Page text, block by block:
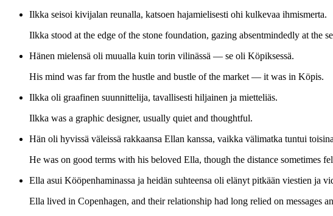
Ilkka seisoi kivijalan reunalla, katsoen hajamielisesti ohi kulkevaa ihmismerta.
Ilkka stood at the edge of the stone foundation, gazing absentmindedly at the
Hänen mielensä oli muualla kuin torin vilinässä — se oli Köpiksessä.
His mind was far from the hustle and bustle of the market — it was in Köpis.
Ilkka oli graafinen suunnittelija, tavallisesti hiljainen ja mietteliäs.
Ilkka was a graphic designer, usually quiet and thoughtful.
Hän oli hyvissä väleissä rakkaansa Ellan kanssa, vaikka välimatka tuntui
He was on good terms with his beloved Ella, though the distance sometimes
Ella asui Kööpenhaminassa ja heidän suhteensa oli elänyt pitkään viestien ja
Ella lived in Copenhagen, and their relationship had long relied on messages